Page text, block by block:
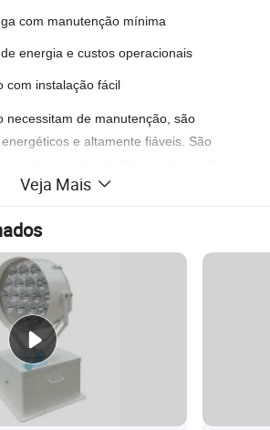
com manutenção mínima
energia e custos operacionais
com instalação fácil
necessitam de manutenção, são
e altamente fiáveis. São
navios de exploração de vento,
lazer. Também está disponível uma
de experiência no fabrico de
projetores marítimos
concebidos para desempenho e
Veja Mais